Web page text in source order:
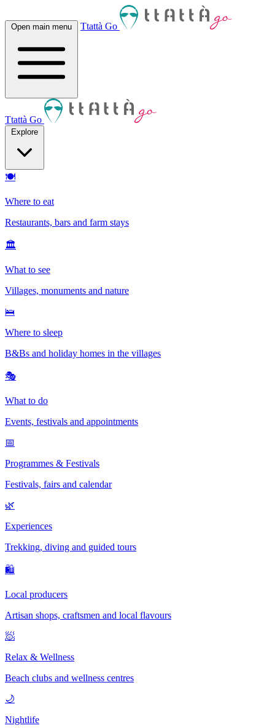
Open main menu Ttattà Go
Ttattà Go
Explore
🍽
Where to eat
Restaurants, bars and farm stays
🏛
What to see
Villages, monuments and nature
🛌
Where to sleep
B&Bs and holiday homes in the villages
🎭
What to do
Events, festivals and appointments
📅
Programmes & Festivals
Festivals, fairs and calendar
🌿
Experiences
Trekking, diving and guided tours
🛍
Local producers
Artisan shops, craftsmen and local flavours
🧖
Relax & Wellness
Beach clubs and wellness centres
🌙
Nightlife